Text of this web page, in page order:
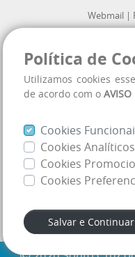
Webmail|
(14)
Aviso
Política de
Utilizamos cookies
de acordo com oAVISO
Cookies
Cookies
Cookies
Cookies
Salvar e Continuar